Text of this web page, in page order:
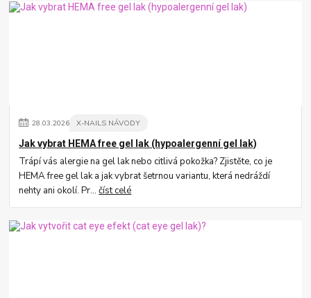
28.03.2026 X-NAILS NÁVODY
Jak vybrat HEMA free gel lak (hypoalergenní gel lak)
Trápí vás alergie na gel lak nebo citlivá pokožka? Zjistěte, co je
HEMA free gel lak a jak vybrat šetrnou variantu, která nedráždí
nehty ani okolí. Pr...číst celé